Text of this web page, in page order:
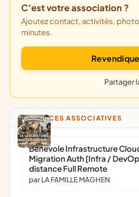
C'est votre association ?
Ajoutez contact, activités, photos et annonces. Gratuit, en 5
minutes.
Partager
ANNONCES ASSOCIATIVES
Bénévole Infrastructure
Migration Auth [Infra /
distance Full Remote
par LA FAMILLE MAGHEN